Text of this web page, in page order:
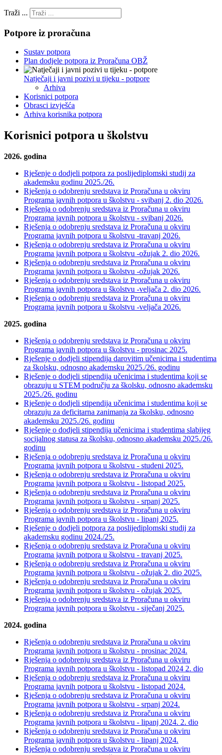
Traži ...
Potpore iz proračuna
Sustav potpora
Plan dodjele potpora iz Proračuna OBŽ
Natječaji i javni pozivi u tijeku - potpore
Arhiva
Korisnici potpora
Obrasci izvješća
Arhiva korisnika potpora
Korisnici potpora u školstvu
2026. godina
Rješenje o dodjeli potpora za poslijediplomski studij za
akademsku godinu 2025./26.
Rješenja o odobrenju sredstava iz Proračuna u okviru
Programa javnih potpora u školstvu - svibanj 2. dio 2026.
Rješenja o odobrenju sredstava iz Proračuna u okviru
Programa javnih potpora u školstvu - svibanj 2026.
Rješenja o odobrenju sredstava iz Proračuna u okviru
Programa javnih potpora u školstvu -travanj 2026.
Rješenja o odobrenju sredstava iz Proračuna u okviru
Programa javnih potpora u školstvu -ožujak 2. dio 2026.
Rješenja o odobrenju sredstava iz Proračuna u okviru
Programa javnih potpora u školstvu -ožujak 2026.
Rješenja o odobrenju sredstava iz Proračuna u okviru
Programa javnih potpora u školstvu -veljača 2. dio 2026.
Rješenja o odobrenju sredstava iz Proračuna u okviru
Programa javnih potpora u školstvu -veljača 2026.
2025. godina
Rješenja o odobrenju sredstava iz Proračuna u okviru
Programa javnih potpora u školstvu - prosinac 2025.
Rješenje o dodjeli stipendija darovitim učenicima i studentima
za školsku, odnosno akademsku 2025./26. godinu
Rješenje o dodjeli stipendija učenicima i studentima koji se
obrazuju u STEM području za školsku, odnosno akademsku
2025./26. godinu
Rješenje o dodjeli stipendija učenicima i studentima koji se
obrazuju za deficitarna zanimanja za školsku, odnosno
akademsku 2025./26. godinu
Rješenje o dodjeli stipendija učenicima i studentima slabijeg
socijalnog statusa za školsku, odnosno akademsku 2025./26.
godinu
Rješenja o odobrenju sredstava iz Proračuna u okviru
Programa javnih potpora u školstvu - studeni 2025.
Rješenja o odobrenju sredstava iz Proračuna u okviru
Programa javnih potpora u školstvu - listopad 2025.
Rješenja o odobrenju sredstava iz Proračuna u okviru
Programa javnih potpora u školstvu - srpanj 2025.
Rješenja o odobrenju sredstava iz Proračuna u okviru
Programa javnih potpora u školstvu - lipanj 2025.
Rješenje o dodjeli potpora za poslijediplomski studij za
akademsku godinu 2024./25.
Rješenja o odobrenju sredstava iz Proračuna u okviru
Programa javnih potpora u školstvu - travanj 2025.
Rješenja o odobrenju sredstava iz Proračuna u okviru
Programa javnih potpora u školstvu - ožujak 2. dio 2025.
Rješenja o odobrenju sredstava iz Proračuna u okviru
Programa javnih potpora u školstvu - ožujak 2025.
Rješenja o odobrenju sredstava iz Proračuna u okviru
Programa javnih potpora u školstvu - siječanj 2025.
2024. godina
Rješenja o odobrenju sredstava iz Proračuna u okviru
Programa javnih potpora u školstvu - prosinac 2024.
Rješenja o odobrenju sredstava iz Proračuna u okviru
Programa javnih potpora u školstvu - listopad 2024 2. dio
Rješenja o odobrenju sredstava iz Proračuna u okviru
Programa javnih potpora u školstvu - listopad 2024.
Rješenja o odobrenju sredstava iz Proračuna u okviru
Programa javnih potpora u školstvu - srpanj 2024.
Rješenja o odobrenju sredstava iz Proračuna u okviru
Programa javnih potpora u školstvu - lipanj 2024. 2. dio
Rješenja o odobrenju sredstava iz Proračuna u okviru
Programa javnih potpora u školstvu - lipanj 2024.
Rješenja o odobrenju sredstava iz Proračuna u okviru